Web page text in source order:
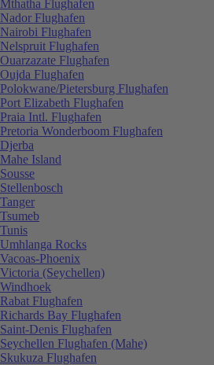
Mthatha Flughafen
Nador Flughafen
Nairobi Flughafen
Nelspruit Flughafen
Ouarzazate Flughafen
Oujda Flughafen
Polokwane/Pietersburg Flughafen
Port Elizabeth Flughafen
Praia Intl. Flughafen
Pretoria Wonderboom Flughafen
Djerba
Mahe Island
Sousse
Stellenbosch
Tanger
Tsumeb
Tunis
Umhlanga Rocks
Vacoas-Phoenix
Victoria (Seychellen)
Windhoek
Rabat Flughafen
Richards Bay Flughafen
Saint-Denis Flughafen
Seychellen Flughafen (Mahe)
Skukuza Flughafen